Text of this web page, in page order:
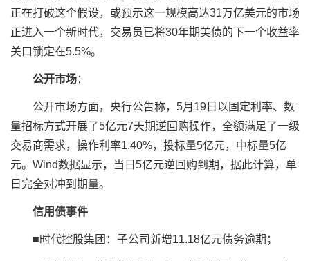
正在打破这个假设，或预示这一规模高达31万亿美元的市场
正进入一个新时代，交易员已将30年期美债的下一个收益率
关口锁定在5.5%。
公开市场：
公开市场方面，央行公告称，5月19日以固定利率、数
量招标方式开展了5亿元7天期逆回购操作，全额满足了一级
交易商需求，操作利率1.40%，投标量5亿元，中标量5亿
元。Wind数据显示，当日5亿元逆回购到期，据此计算，单
日完全对冲到期量。
信用债事件
■时代控股集团：子公司新增11.18亿元债务逾期；